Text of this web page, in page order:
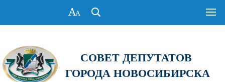
СОВЕТ ДЕПУТАТОВ
ГОРОДА НОВОСИБИРСКА